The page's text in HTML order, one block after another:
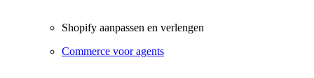
Shopify aanpassen en verlengen
Commerce voor agents